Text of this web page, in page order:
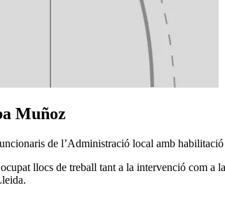
Muñoz
de l’Administració local amb
llocs de treball tant a la intervenció com